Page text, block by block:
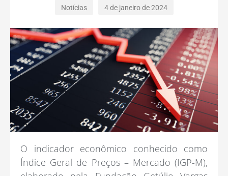
Notícias 4 de janeiro de 2024
O indicador econômico conhecido como
Índice Geral de Preços – Mercado (IGP-M),